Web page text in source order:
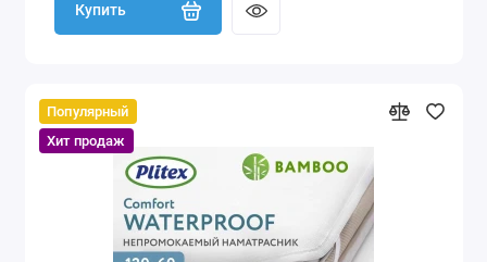
Купить
Популярный
Хит продаж